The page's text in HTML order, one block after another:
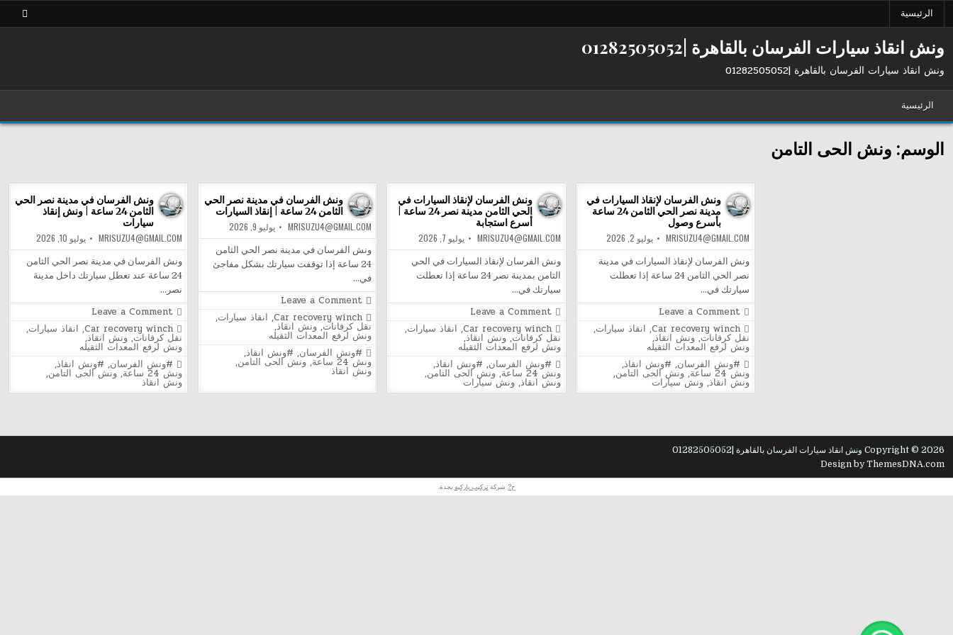
الرئيسية
ونش انقاذ سيارات الفرسان بالقاهرة |01282505052
ونش انقاذ سيارات الفرسان بالقاهرة |01282505052
الرئيسية
الوسم: ونش الحى التامن
ونش الفرسان في مدينة نصر الحي
الثامن 24 ساعة | ونش إنقاذ
سيارات
MRISUZU4@GMAIL.COM يوليو 10, 2026
ونش الفرسان في مدينة نصر الحي الثامن
24 ساعة عند تعطل سيارتك داخل مدينة
نصر…
Leave a Comment
on
ونش
الفرسان
في
مدينة
نصر
الحي
الثامن
ساعة
Posted
in
Car recovery winch
, انقاذ سيارات,
نقل كرفانات, ونش انقاذ,
ونش لرفع المعدات الثقيله
Tagged
#ونش الفرسان, #ونش انقاذ,
ونش 24 ساعة , ونش الحى التامن,
ونش انقاذ
ونش الفرسان في مدينة نصر الحي
الثامن 24 ساعة | إنقاذ السيارات
MRISUZU4@GMAIL.COM يوليو 9, 2026
ونش الفرسان في مدينة نصر الحي الثامن
24 ساعة إذا توقفت سيارتك بشكل مفاجئ
في…
Leave a Comment
on
ونش
الفرسان
في
مدينة
نصر
الحي
الثامن
|
Posted
in
Car recovery winch
, انقاذ سيارات,
نقل كرفانات, ونش انقاذ,
ونش لرفع المعدات الثقيله
Tagged
#ونش الفرسان, #ونش انقاذ,
ونش 24 ساعة , ونش الحى التامن,
ونش انقاذ
ونش الفرسان لإنقاذ السيارات في
الحي الثامن مدينة نصر 24 ساعة |
أسرع استجابة
MRISUZU4@GMAIL.COM يوليو 7, 2026
ونش الفرسان لإنقاذ السيارات في الحي
الثامن بمدينة نصر 24 ساعة إذا تعطلت
سيارتك في…
Leave a Comment
ونش
الفرسان
لإنقاذ
السيارات
في
الحي
الثامن
مدينة
نصر
استجابة
Posted
in
Car recovery winch
, انقاذ سيارات,
نقل كرفانات,ونش انقاذ,
ونش لرفع المعدات الثقيله
Tagged
#ونش الفرسان, #ونش انقاذ,
ونش 24 ساعة ,ونش الحى التامن,
ونش انقاذ,ونش سيارات
ونش الفرسان لإنقاذ السيارات في
مدينة نصر الحي الثامن 24 ساعة
بأسرع وصول
MRISUZU4@GMAIL.COM يوليو 2, 2026
ونش الفرسان لإنقاذ السيارات في مدينة
نصر الحي الثامن 24 ساعة إذا تعطلت
سيارتك في…
Leave a Comment
on
ونش
الفرسان
لإنقاذ
السيارات
في
مدينة
نصر
الحي
الثامن
Posted
in
Car recovery winch
, انقاذ سيارات,
نقل كرفانات, ونش انقاذ,
ونش لرفع المعدات الثقيله
Tagged
#ونش الفرسان, #ونش انقاذ,
ونش 24 ساعة , ونش الحى التامن,
ونش انقاذ, ونش سيارات
Copyright © 2026 ونش انقاذ سيارات الفرسان بالقاهرة |01282505052
Design by ThemesDNA.com
ح?. شركة تركيب باركيه بجدة.